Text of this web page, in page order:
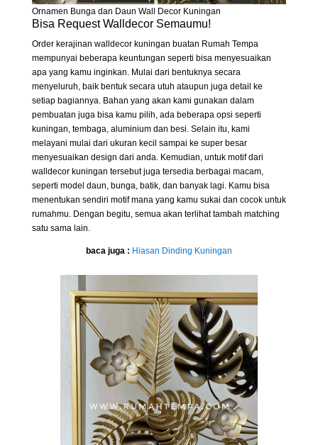
Ornamen Bunga dan Daun Wall Decor Kuningan
Bisa Request Walldecor Semaumu!
Order kerajinan walldecor kuningan buatan Rumah Tempa
mempunyai beberapa keuntungan seperti bisa menyesuaikan
apa yang kamu inginkan. Mulai dari bentuknya secara
menyeluruh, baik bentuk secara utuh ataupun juga detail ke
setiap bagiannya. Bahan yang akan kami gunakan dalam
pembuatan juga bisa kamu pilih, ada beberapa opsi seperti
kuningan, tembaga, aluminium dan besi. Selain itu, kami
melayani mulai dari ukuran kecil sampai ke super besar
menyesuaikan design dari anda. Kemudian, untuk motif dari
walldecor kuningan tersebut juga tersedia berbagai macam,
seperti model daun, bunga, batik, dan banyak lagi. Kamu bisa
menentukan sendiri motif mana yang kamu sukai dan cocok untuk
rumahmu. Dengan begitu, semua akan terlihat tambah matching
satu sama lain.
baca juga : Hiasan Dinding Kuningan